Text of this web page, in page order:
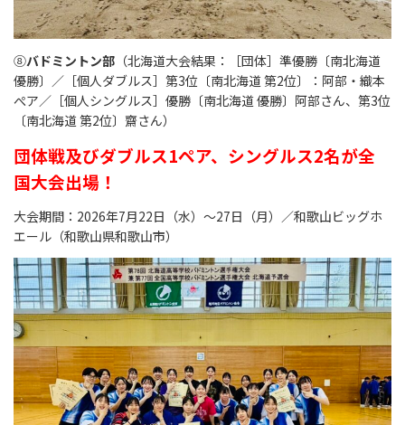
⑧バドミントン部 （北海道大会結果：［団体］準優勝〔南北海道
優勝〕／［個人ダブルス］第3位〔南北海道 第2位〕：阿部・織本
ぺア／［個人シングルス］優勝〔南北海道 優勝〕阿部さん、第3位
〔南北海道 第2位〕齋さん）
団体戦及びダブルス1ペア、シングルス2名が全
国大会出場！
大会期間：2026年7月22日（水）～27日（月）／和歌山ビッグホ
エール（和歌山県和歌山市）